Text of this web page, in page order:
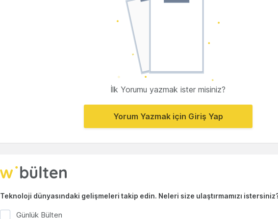
İlk Yorumu yazmak ister misiniz?
Yorum Yazmak için Giriş Yap
Teknoloji dünyasındaki gelişmeleri takip edin. Neleri size ulaştırmamızı
Günlük Bülten